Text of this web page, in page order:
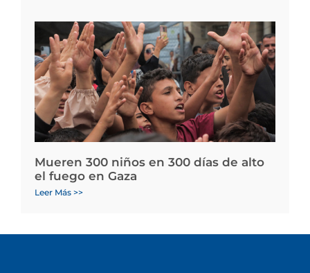
Mueren 300 niños en 300 días de alto
el fuego en Gaza
Leer Más >>